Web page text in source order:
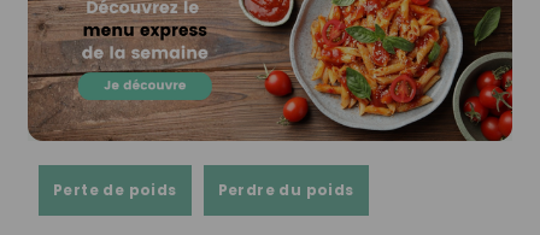
Perte de poids Perdre du poids